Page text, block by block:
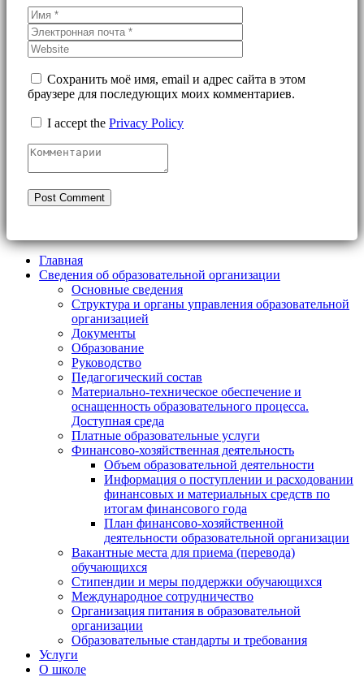
Сохранить моё имя, email и адрес сайта в этом
браузере для последующих моих комментариев.
I accept the Privacy Policy
Главная
Сведения об образовательной организации
Основные сведения
Структура и органы управления образовательной
организацией
Документы
Образование
Руководство
Педагогический состав
Материально-техническое обеспечение и
оснащенность образовательного процесса.
Доступная среда
Платные образовательные услуги
Финансово-хозяйственная деятельность
Объем образовательной деятельности
Информация о поступлении и расходовании
финансовых и материальных средств по
итогам финансового года
План финансово-хозяйственной
деятельности образовательной организации
Вакантные места для приема (перевода)
обучающихся
Стипендии и меры поддержки обучающихся
Международное сотрудничество
Организация питания в образовательной
организации
Образовательные стандарты и требования
Услуги
О школе